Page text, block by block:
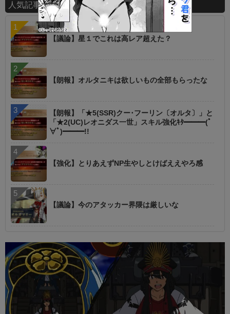
人気記事ランキング
【議論】星１でこれは高レア超えた？
【朗報】オルタニキは欲しいもの全部もらったな
【朗報】「★5(SSR)クー･フーリン〔オルタ〕」と
「★2(UC)レオニダス一世」スキル強化ｷﾀ━━━(ﾟ
∀ﾟ)━━━!!
【強化】とりあえずNP生やしとけばええやろ感
【議論】今のアタッカー界隈は厳しいな